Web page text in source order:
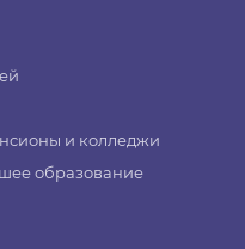
и колледжи
образование